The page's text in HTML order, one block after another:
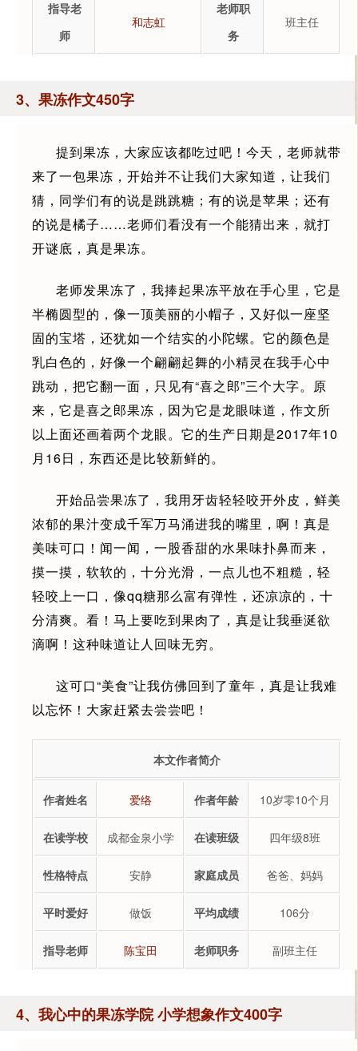
指导老
师
和志虹
老师职
务
班主任
3、果冻作文450字
提到果冻，大家应该都吃过吧！今天，老师就带
来了一包果冻，开始并不让我们大家知道，让我们
猜，同学们有的说是跳跳糖；有的说是苹果；还有
的说是橘子……老师们看没有一个能猜出来，就打
开谜底，真是果冻。
老师发果冻了，我捧起果冻平放在手心里，它是
半椭圆型的，像一顶美丽的小帽子，又好似一座坚
固的宝塔，还犹如一个结实的小陀螺。它的颜色是
乳白色的，好像一个翩翩起舞的小精灵在我手心中
跳动，把它翻一面，只见有“喜之郎”三个大字。原
来，它是喜之郎果冻，因为它是龙眼味道，作文所
以上面还画着两个龙眼。它的生产日期是2017年10
月16日，东西还是比较新鲜的。
开始品尝果冻了，我用牙齿轻轻咬开外皮，鲜美
浓郁的果汁变成千军万马涌进我的嘴里，啊！真是
美味可口！闻一闻，一股香甜的水果味扑鼻而来，
摸一摸，软软的，十分光滑，一点儿也不粗糙，轻
轻咬上一口，像qq糖那么富有弹性，还凉凉的，十
分清爽。看！马上要吃到果肉了，真是让我垂涎欲
滴啊！这种味道让人回味无穷。
这可口“美食”让我仿佛回到了童年，真是让我难
以忘怀！大家赶紧去尝尝吧！
本文作者简介
作者姓名 爱络 作者年龄 10岁零10个月
在读学校 成都金泉小学 在读班级 四年级8班
性格特点 安静 家庭成员 爸爸、妈妈
平时爱好 做饭 平均成绩 106分
指导老师 陈宝田 老师职务 副班主任
4、我心中的果冻学院 小学想象作文400字